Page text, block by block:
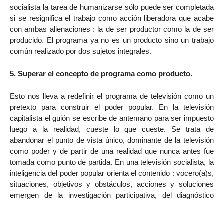
socialista la tarea de humanizarse sólo puede ser completada
si se resignifica el trabajo como acción liberadora que acabe
con ambas alienaciones : la de ser productor como la de ser
producido. El programa ya no es un producto sino un trabajo
común realizado por dos sujetos integrales.
5. Superar el concepto de programa como producto.
Esto nos lleva a redefinir el programa de televisión como un
pretexto para construir el poder popular. En la televisión
capitalista el guión se escribe de antemano para ser impuesto
luego a la realidad, cueste lo que cueste. Se trata de
abandonar el punto de vista único, dominante de la televisión
como poder y de partir de una realidad que nunca antes fue
tomada como punto de partida. En una televisión socialista, la
inteligencia del poder popular orienta el contenido : vocero(a)s,
situaciones, objetivos y obstáculos, acciones y soluciones
emergen de la investigación participativa, del diagnóstico